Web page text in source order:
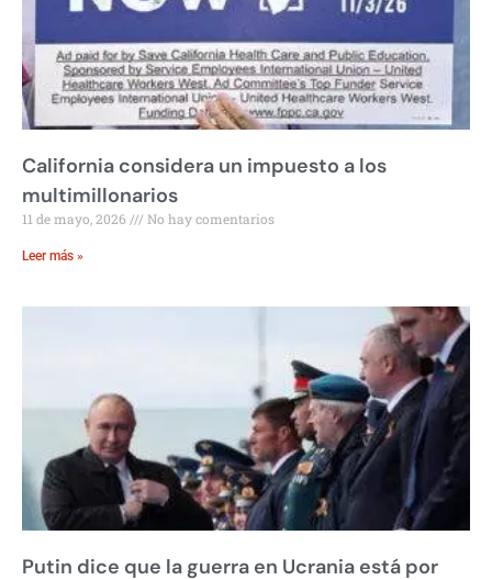
California considera un impuesto a los
multimillonarios
11 de mayo, 2026 No hay comentarios
Leer más »
Putin dice que la guerra en Ucrania está por